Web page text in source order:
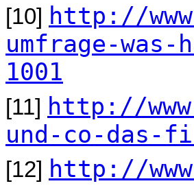
[10] http://
umfrage-
1001
[11] http://
und-co-das-
[12] http://